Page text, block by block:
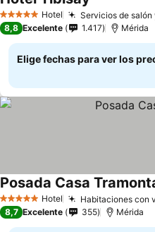
5 Estrellas Hotel Servicios de
8,8 Excelente 1.417 Mérida
Elige fechas para ver los
5 Estrellas Hotel Habitaciones con
Posada Casa
8,7 Excelente 355 Mérida